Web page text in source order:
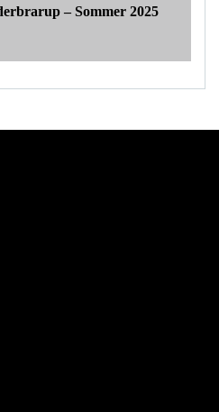
– Sommer 2025